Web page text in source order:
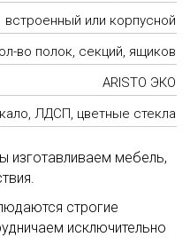
встроенный или корпусной
во полок, секций, ящиков
ARISTO ЭКО
ЛДСП, цветные стекла
изготавливаем мебель,
строгие
исключительно